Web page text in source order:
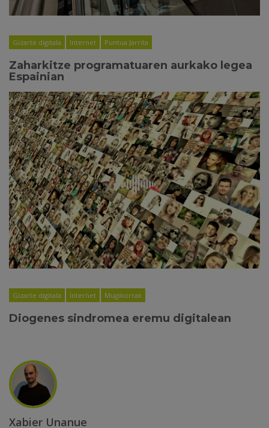
Gizarte digitala Internet Puntua Jarrita
Zaharkitze programatuaren aurkako legea
Espainian
Gizarte digitala Internet Mugikorrak
Diogenes sindromea eremu digitalean
Xabier Unanue